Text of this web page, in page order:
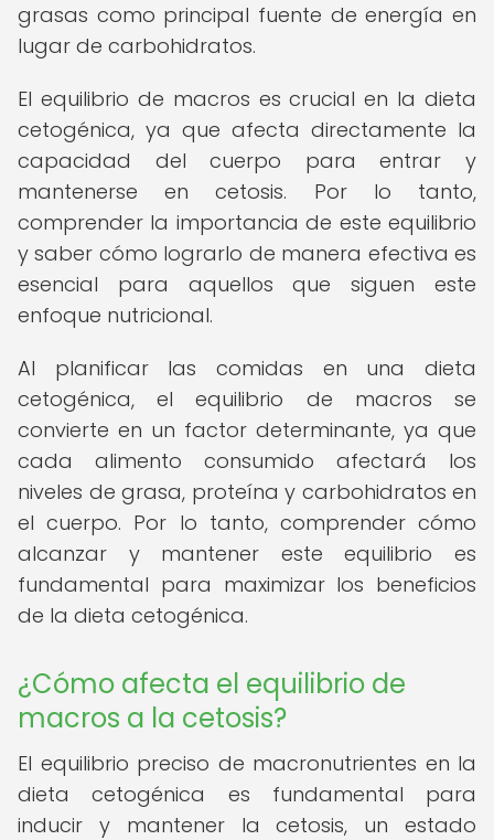
grasas como principal fuente de energía en
lugar de carbohidratos.
El equilibrio de macros es crucial en la dieta
cetogénica, ya que afecta directamente la
capacidad del cuerpo para entrar y
mantenerse en cetosis. Por lo tanto,
comprender la importancia de este equilibrio
y saber cómo lograrlo de manera efectiva es
esencial para aquellos que siguen este
enfoque nutricional.
Al planificar las comidas en una dieta
cetogénica, el equilibrio de macros se
convierte en un factor determinante, ya que
cada alimento consumido afectará los
niveles de grasa, proteína y carbohidratos en
el cuerpo. Por lo tanto, comprender cómo
alcanzar y mantener este equilibrio es
fundamental para maximizar los beneficios
de la dieta cetogénica.
¿Cómo afecta el equilibrio de
macros a la cetosis?
El equilibrio preciso de macronutrientes en la
dieta cetogénica es fundamental para
inducir y mantener la cetosis, un estado